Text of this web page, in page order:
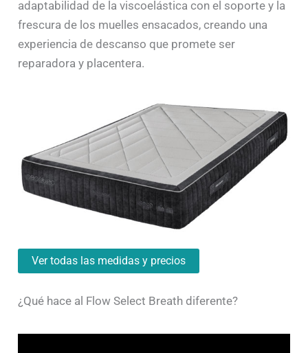
adaptabilidad de la viscoelástica con el soporte y la
frescura de los muelles ensacados, creando una
experiencia de descanso que promete ser
reparadora y placentera.
Ver todas las medidas y precios
¿Qué hace al Flow Select Breath diferente?